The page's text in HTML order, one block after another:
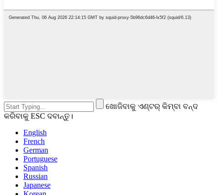
ଖୋଜିବାକୁ ଏଣ୍ଟର୍ କିମ୍ବା ବନ୍ଦ
କରିବାକୁ ESC ଦବାନ୍ତୁ।
English
French
German
Portuguese
Spanish
Russian
Japanese